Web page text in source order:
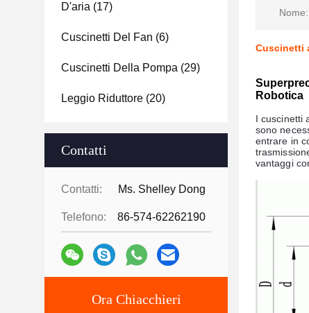
D'aria (17)
Cuscinetti Del Fan (6)
Cuscinetti Della Pompa (29)
Leggio Riduttore (20)
Contatti
Contatti: Ms. Shelley Dong
Telefono: 86-574-62262190
Ora Chiacchieri
Nome:
Cuscinetti
Robotica
I cuscinetti
sono
entrare in
vantaggi